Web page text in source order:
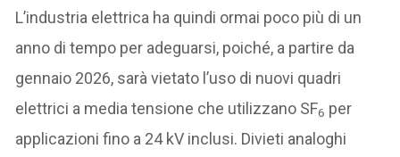
L’industria elettrica ha quindi ormai poco più di un
anno di tempo per adeguarsi, poiché, a partire da
gennaio 2026, sarà vietato l’uso di nuovi quadri
elettrici a media tensione che utilizzano SF6 per
applicazioni fino a 24 kV inclusi. Divieti analoghi